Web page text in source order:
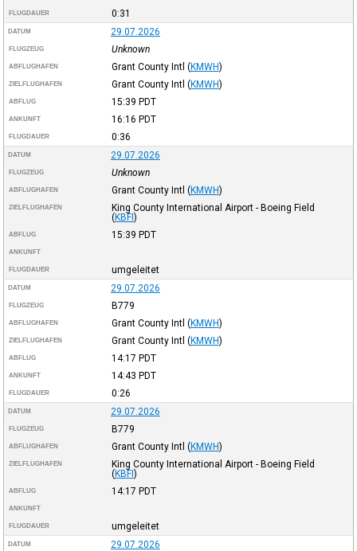
FLUGDAUER 0:31
DATUM 29.07.2026
FLUGZEUG Unknown
ABFLUGHAFEN Grant County Intl (KMWH)
ZIELFLUGHAFEN Grant County Intl (KMWH)
ABFLUG 15:39 PDT
ANKUNFT 16:16 PDT
FLUGDAUER 0:36
DATUM 29.07.2026
FLUGZEUG Unknown
ABFLUGHAFEN Grant County Intl (KMWH)
ZIELFLUGHAFEN
King County International Airport - Boeing Field
(KBFI)
ABFLUG 15:39 PDT
ANKUNFT
FLUGDAUER umgeleitet
DATUM 29.07.2026
FLUGZEUG B779
ABFLUGHAFEN Grant County Intl (KMWH)
ZIELFLUGHAFEN Grant County Intl (KMWH)
ABFLUG 14:17 PDT
ANKUNFT 14:43 PDT
FLUGDAUER 0:26
DATUM 29.07.2026
FLUGZEUG B779
ABFLUGHAFEN Grant County Intl (KMWH)
ZIELFLUGHAFEN
King County International Airport - Boeing Field
(KBFI)
ABFLUG 14:17 PDT
ANKUNFT
FLUGDAUER umgeleitet
DATUM 29.07.2026